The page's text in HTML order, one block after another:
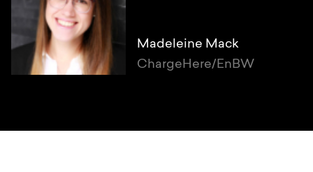
Madeleine Mack
ChargeHere/EnBW